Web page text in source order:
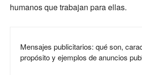
humanos que trabajan para ellas.
Mensajes publicitarios: qué son,
propósito y ejemplos de anuncios